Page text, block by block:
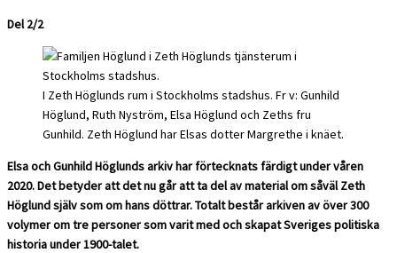
Del 2/2
I Zeth Höglunds rum i Stockholms stadshus. Fr v: Gunhild
Höglund, Ruth Nyström, Elsa Höglund och Zeths fru
Gunhild. Zeth Höglund har Elsas dotter Margrethe i knäet.
Elsa och Gunhild Höglunds arkiv har förtecknats färdigt under våren
2020. Det betyder att det nu går att ta del av material om såväl Zeth
Höglund själv som om hans döttrar. Totalt består arkiven av över 300
volymer om tre personer som varit med och skapat Sveriges politiska
historia under 1900-talet.